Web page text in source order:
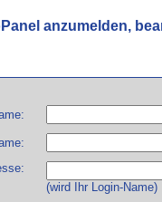
anzumelden,
(wird Ihr Login-Name)